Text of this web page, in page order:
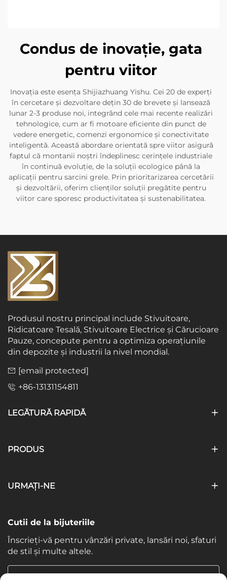
Condus de inovație, gata
pentru viitor
Inovația este esența Shijiazhuang Yishu. Cei 20 de experți
în cercetare și dezvoltare dețin 30 de brevete și lansează
lunar 2-3 produse noi, integrând cele mai recente realizări
tehnologice, cum ar fi motoare eficiente din punct de
vedere energetic, comenzi ergonomice și conectivitate
inteligentă. Această abordare orientată spre viitor asigură
faptul că montanii noștri îndeplinesc cerințele industriale
în continuă evoluție, de la soluții ecologice până la
aplicații pentru sarcini grele. Prin prioritarizarea cercetării
și dezvoltării, oferim clienților soluții pregătite pentru
viitor care sporesc productivitatea și sustenabilitatea.
Produsul nostru principal include Stivuitoare,
Ridicatoare Tesală, Stivuitoare Electrice și Cărucioare
Pauze, concepute pentru a optimiza operațiunile
din depozite și industrii la nivel mondial.
[email protected]
+86-13131154811
LEGĂTURĂ RAPIDĂ
PRODUS
URMAȚI-NE
Cutii de la bijuteriile
Înscrieți-vă pentru vânzări private, lansări noi, sfaturi
de stil și multe altele.
Email-ul tau